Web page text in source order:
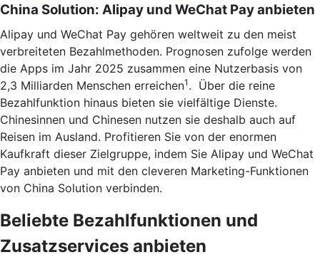
China Solution: Alipay und WeChat Pay anbieten
Alipay und WeChat Pay gehören weltweit zu den meist
verbreiteten Bezahlmethoden. Prognosen zufolge werden
die Apps im Jahr 2025 zusammen eine Nutzerbasis von
2,3 Milliarden Menschen erreichen1 . Über die reine
Bezahlfunktion hinaus bieten sie vielfältige Dienste.
Chinesinnen und Chinesen nutzen sie deshalb auch auf
Reisen im Ausland. Profitieren Sie von der enormen
Kaufkraft dieser Zielgruppe, indem Sie Alipay und WeChat
Pay anbieten und mit den cleveren Marketing-Funktionen
von China Solution verbinden.
Beliebte Bezahlfunktionen und
Zusatzservices anbieten